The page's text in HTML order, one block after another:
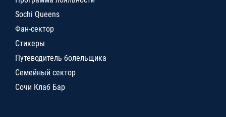
Sochi Queens
Фан-сектор
Стикеры
Путеводитель болельщика
Семейный сектор
Сочи Клаб Бар